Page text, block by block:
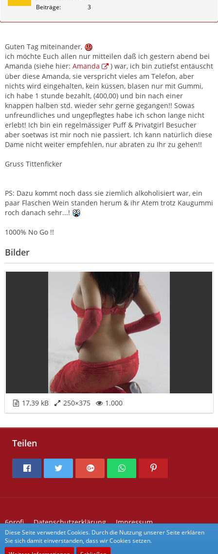
PS: Dazu kommt noch dass sie ziemlich alkoholisiert war, ein
1000% No Go !!
Beiträge 3
Guten Tag miteinander,
ich möchte Euch allen nur mitteilen daß ich gestern abend bei
Amanda (siehe hier: Amanda
) war, ich bin zutiefst entäuscht
über diese Amanda, sie verspricht vieles am Telefon, aber
nichts wird eingehalten, kein küssen, blasen nur mit Gummi,
ich habe 1 stunde bezahlt, (400,00) und bin nach einer
knappen halben std. wieder sehr gerne gegangen!! Sowas
unfreundliches und ungepflegtes habe ich schon lange nicht
erlebt! Ich bin ein regelmässiger Puff & Privatgirl Besucher
aber soetwas ist mir noch nie passiert. Ich kann natürlich diese
Dame nicht weiter empfehlen, nur abraten zu Ihr zu gehen!!
Gruss Tittenficker
PS: Dazu kommt noch dass sie ziemlich alkoholisiert war, ein
paar Flaschen Wein standen herum & ihr Atem trotz Kaugummi
roch danach sehr...!
1000% No Go !!
Bilder
17,39 kB 250×375 1.000
Teilen
6profi Datenschutzerklärung
Impressum
Kontakt zu 6profi
Forum Aktivitäten
Diese Seite verwendet Cookies. Durch die Nutzung unserer Seite erklären
Sie sich damit einverstanden, dass wir Cookies setzen.